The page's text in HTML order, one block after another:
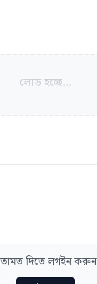
লোড হচ্ছে...
দিতে লগইন করুন